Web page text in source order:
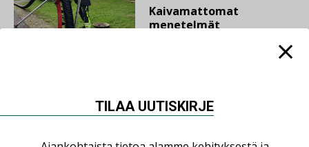
Kaivamattomat
menetelmät
asemansa taloyhtiöissä
TILAA UUTISKIRJE